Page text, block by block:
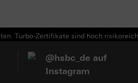
Turbo-Zertifikate sind hoch
@hsbc_de auf
Instagram